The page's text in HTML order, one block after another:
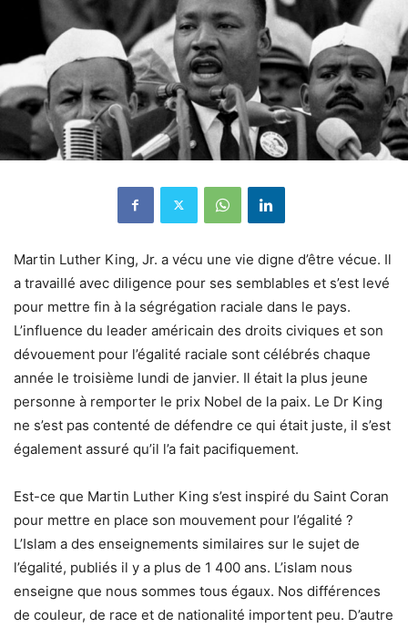
Martin Luther King, Jr. a vécu une vie digne d’être vécue. Il
a travaillé avec diligence pour ses semblables et s’est levé
pour mettre fin à la ségrégation raciale dans le pays.
L’influence du leader américain des droits civiques et son
dévouement pour l’égalité raciale sont célébrés chaque
année le troisième lundi de janvier. Il était la plus jeune
personne à remporter le prix Nobel de la paix. Le Dr King
ne s’est pas contenté de défendre ce qui était juste, il s’est
également assuré qu’il l’a fait pacifiquement.
Est-ce que Martin Luther King s’est inspiré du Saint Coran
pour mettre en place son mouvement pour l’égalité ?
L’Islam a des enseignements similaires sur le sujet de
l’égalité, publiés il y a plus de 1 400 ans. L’islam nous
enseigne que nous sommes tous égaux. Nos différences
de couleur, de race et de nationalité importent peu. D’autre